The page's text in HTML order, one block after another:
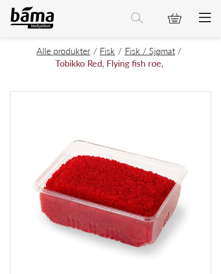
Tobikko Red, Flying fish roe,
Hovedinnhold
Hovedmeny
Hovedmeny
Alle produkter Fisk
Fisk / Sjømat
Tobikko Red, Flying fish roe,